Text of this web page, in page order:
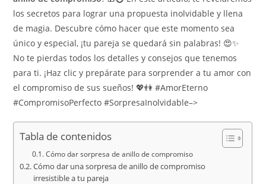
los secretos para lograr una propuesta inolvidable y llena
de magia. Descubre cómo hacer que este momento sea
único y especial, ¡tu pareja se quedará sin palabras! 😍✨
No te pierdas todos los detalles y consejos que tenemos
para ti. ¡Haz clic y prepárate para sorprender a tu amor con
el compromiso de sus sueños! 💖👫 #AmorEterno
#CompromisoPerfecto #SorpresaInolvidable–>
Tabla de contenidos
Cómo dar sorpresa de anillo de compromiso
Cómo dar una sorpresa de anillo de compromiso
irresistible a tu pareja